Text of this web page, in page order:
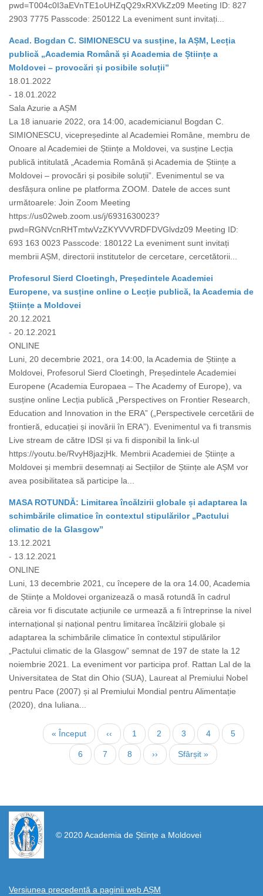
pwd=T004c0I3aEVnTE1oUHZqQ29xRXVkZz09 Meeting ID: 827
2903 7775 Passcode: 250122 La eveniment sunt invitați...
Acad. Bogdan C. SIMIONESCU va susține, la AȘM, Lecția
publică „Academia Română și Academia de Științe a
Moldovei – provocări și posibile soluții”
18.01.2022
- 18.01.2022
Sala Azurie a AȘM
La 18 ianuarie 2022, ora 14:00, academicianul Bogdan C.
SIMIONESCU, vicepreședinte al Academiei Române, membru de
Onoare al Academiei de Științe a Moldovei, va susține Lecția
publică intitulată „Academia Română și Academia de Științe a
Moldovei – provocări și posibile soluții”. Evenimentul se va
desfășura online pe platforma ZOOM. Datele de acces sunt
următoarele: Join Zoom Meeting
https://us02web.zoom.us/j/6931630023?
pwd=RGNVcnRHTmtwVzZKYVVVRDFDVGlvdz09 Meeting ID:
693 163 0023 Passcode: 180122 La eveniment sunt invitați
membrii AȘM, directorii institutelor de cercetare, cercetătorii...
Profesorul Sierd Cloetingh, Președintele Academiei
Europene, va susține online o Lecție publică, la Academia de
Științe a Moldovei
20.12.2021
- 20.12.2021
ONLINE
Luni, 20 decembrie 2021, ora 14:00, la Academia de Științe a
Moldovei, Profesorul Sierd Cloetingh, Președintele Academiei
Europene (Academia Europaea – The Academy of Europe), va
susține online Lecția publică „Perspectives on Frontier Research,
Education and Innovation in the ERA” („Perspectivele cercetării de
frontieră, educației și inovării în ERA”). Evenimentul va fi transmis
Live stream de către IDSI și va fi disponibil la link-ul
https://youtu.be/RvyH8jazjHk. Membrii Academiei de Științe a
Moldovei și membrii desemnați ai Secțiilor de Științe ale AȘM vor
avea posibilitatea să participe la...
MASA ROTUNDĂ: Limitarea încălzirii globale și adaptarea la
schimbările climatice în contextul stipulărilor „Pactului
climatic de la Glasgow”
13.12.2021
- 13.12.2021
ONLINE
Luni, 13 decembrie 2021, cu începere de la ora 14.00, Academia
de Științe a Moldovei organizează o masă rotundă în cadrul
căreia vor fi discutate acțiunile ce urmează a fi întreprinse la nivel
internațional și național pentru limitarea încălzirii globale și
adaptarea la schimbările climatice în contextul stipulărilor
„Pactului climatic de la Glasgow” semnat de 197 de state la 12
noiembrie 2021. La eveniment vor participa prof. Rattan Lal de la
Universitatea de Stat din Ohio (SUA), Laureat al Premiului Nobel
pentru Pace (2007) și al Premiului Mondial pentru Alimentație
(2020), dna Iuliana...
Prima
pagină
« Început
Pagina
anterioară
‹‹ Page
1 Page
2 Page
3 Page
4
Pagina
curentă
5
Page
6 Page
7 Page
8
Pagina
următoare
››
Ultima
pagină
Sfârșit »
© 2020 Academia de Științe a Moldovei
Versiunea precedentă a paginii web AȘM
https://propletenie.ru/